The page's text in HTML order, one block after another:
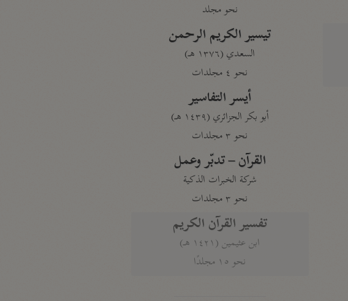
نحو مجلد
تيسير الكريم الرحمن
السعدي (١٣٧٦ هـ)
نحو ٤ مجلدات
أيسر التفاسير
أبو بكر الجزائري (١٤٣٩ هـ)
نحو ٣ مجلدات
القرآن – تدبّر وعمل
شركة الخبرات الذكية
نحو ٣ مجلدات
تفسير القرآن الكريم
ابن عثيمين (١٤٢١ هـ)
نحو ١٥ مجلدًا